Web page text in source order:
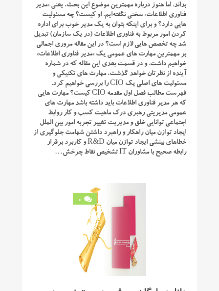
بداند. اما هنوز درباره مهمترین موضوع این بحث، یعنی «مدیر
فناوری اطلاعات» سخنی نگفته‌ایم. او کیست؟ چه مسئولیت‌
هایی دارد؟ و برای اینکه بتوان به یک مدیر خوب برای اداره
کردن امور مربوط به فناوری اطلاعات (در یک سازمان) تبدیل
شد چه تخصص‌ هایی لازم است؟ در این مقاله مروری اجمالی
بر مهمترین مهارت ‌های عمومی یک «مدیر فناوری اطلاعات»
خواهیم داشت. و در قسمت بعدی این مقاله که در شماره
آینده از نظرتان خواهد گذشت، مهارت‌ های تکنیکی و
مسئولیت‌ های اصلی یک CIO را بررسی خواهیم کرد.
فهرست مطالب فصل اول مقدمه CIO کیست؟ مهارت ‌هایی
که هر مدیر فناوری اطلاعات باید داشته باشد مهارت‌ های
عمومی مدیریتی رهبری درک ماهیت کسب ‌و کار روابط
اجتماعی توانایی خلق و مدیریت تغییر تجربه امور بین‌ الملل
ایجاد توازن میان راهکار و راهبرد داشتن شهامت جلوگیری از
خطاهای بینشی ایجاد توازن میان R&D و کاربرد برقرار
رابطه صحیح با مشاوران IT تشخیص نقاط چرخش…
0